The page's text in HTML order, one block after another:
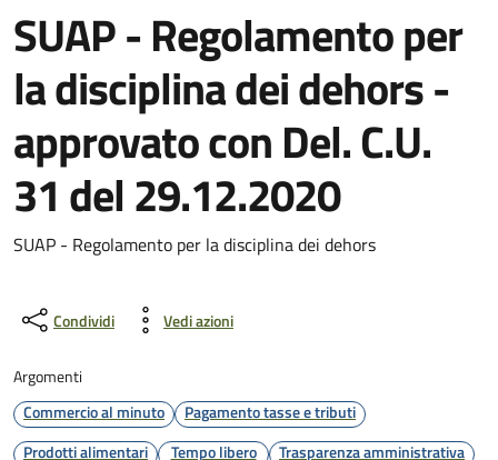
SUAP - Regolamento per
la disciplina dei dehors -
approvato con Del. C.U.
31 del 29.12.2020
SUAP - Regolamento per la disciplina dei dehors
Condividi Vedi azioni
Argomenti
Commercio al minuto
Pagamento tasse e tributi
Prodotti alimentari
Tempo libero
Trasparenza amministrativa